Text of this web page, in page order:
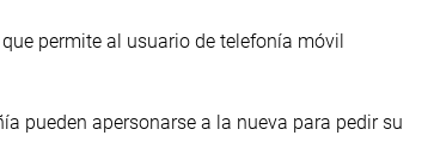
permite al usuario de telefonía móvil
pueden apersonarse a la nueva para pedir su